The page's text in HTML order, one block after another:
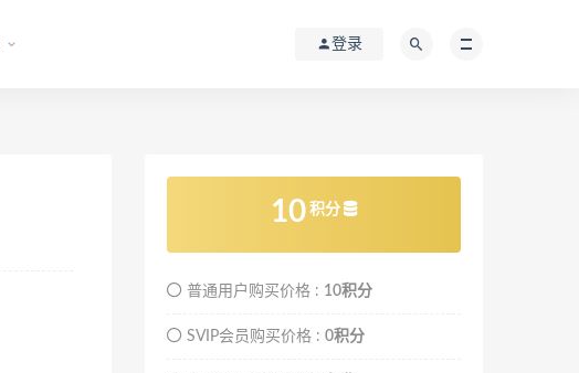
登录
10 积分
普通用户购买价格 : 10积分
SVIP会员购买价格 : 0积分